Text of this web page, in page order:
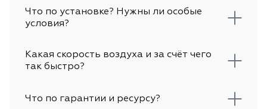
Что по установке? Нужны ли особые
условия?
Какая скорость воздуха и за счёт чего
так быстро?
Что по гарантии и ресурсу?